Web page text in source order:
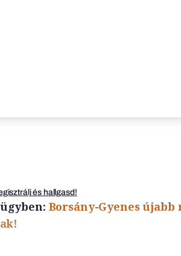
és hallgasd!
Borsány-Gyenes